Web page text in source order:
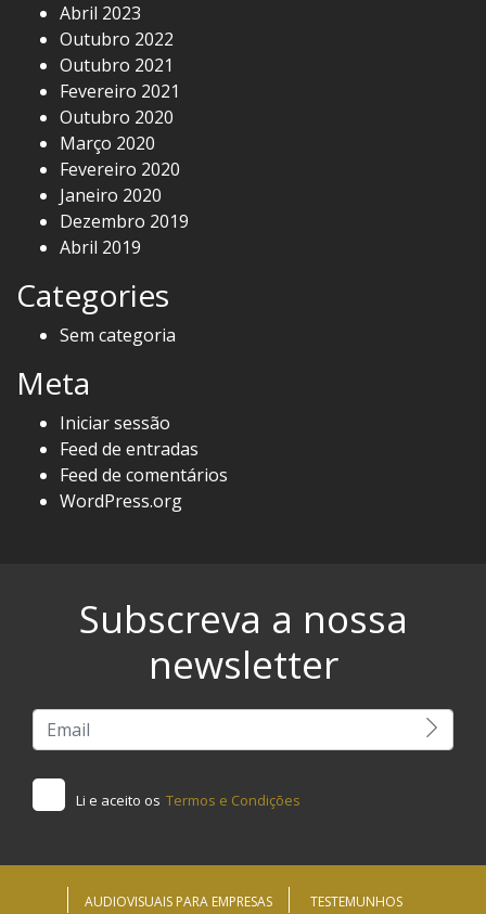
Abril 2023
Outubro 2022
Outubro 2021
Fevereiro 2021
Outubro 2020
Março 2020
Fevereiro 2020
Janeiro 2020
Dezembro 2019
Abril 2019
Categories
Sem categoria
Meta
Iniciar sessão
Feed de entradas
Feed de comentários
WordPress.org
Subscreva a nossa
newsletter
Li e aceito os Termos e Condições
AUDIOVISUAIS PARA EMPRESAS TESTEMUNHOS